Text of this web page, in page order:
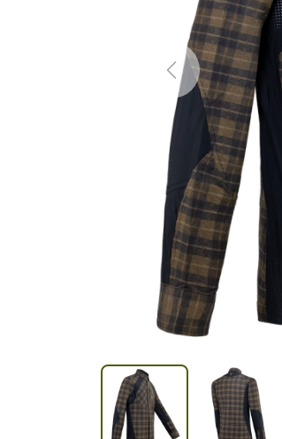
Previous